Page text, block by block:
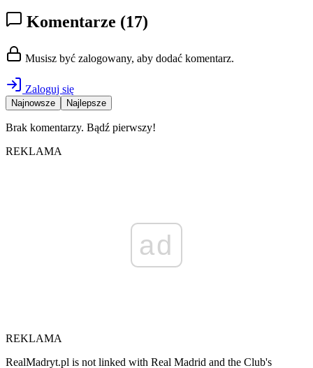
Komentarze (17)
Musisz być zalogowany, aby dodać komentarz.
Zaloguj się
Najnowsze Najlepsze
Brak komentarzy. Bądź pierwszy!
REKLAMA
ad
REKLAMA
RealMadryt.pl is not linked with Real Madrid and the Club's